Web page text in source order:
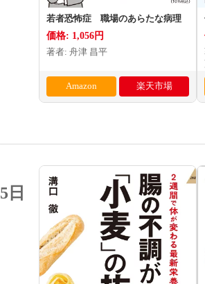
若者恐怖症 職場のあらたな病理
価格: 1,056円
著者: 舟津 昌平
Amazon 楽天市場
5日